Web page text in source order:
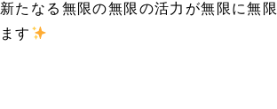
新たなる無限の無限の活力が無限に無
ます